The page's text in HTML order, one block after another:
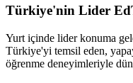
Türkiye'nin Lider
Yurt içinde lider konuma
Türkiye'yi temsil eden,
öğrenme deneyimleriyle